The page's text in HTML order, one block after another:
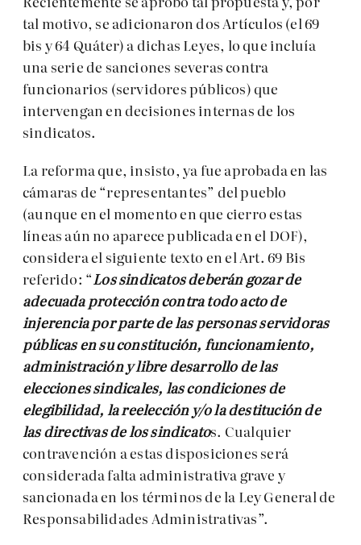
tal motivo, se adicionaron dos Artículos (el 69
bis y 64 Quáter) a dichas Leyes, lo que incluía
una serie de sanciones severas contra
funcionarios (servidores públicos) que
intervengan en decisiones internas de los
sindicatos.
La reforma que, insisto, ya fue aprobada en las
cámaras de “representantes” del pueblo
(aunque en el momento en que cierro estas
líneas aún no aparece publicada en el DOF),
considera el siguiente texto en el Art. 69 Bis
referido: “Los sindicatos deberán gozar de
adecuada protección contra todo acto de
injerencia por parte de las personas servidoras
públicas en su constitución, funcionamiento,
administración y libre desarrollo de las
elecciones sindicales, las condiciones de
elegibilidad, la reelección y/o la destitución de
las directivas de los sindicatos. Cualquier
contravención a estas disposiciones será
considerada falta administrativa grave y
sancionada en los términos de la Ley General de
Responsabilidades Administrativas”.